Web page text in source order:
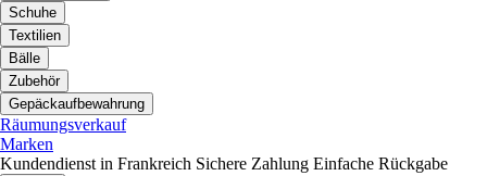
Schuhe
Textilien
Bälle
Zubehör
Gepäckaufbewahrung
Räumungsverkauf
Marken
Kundendienst in Frankreich Sichere Zahlung Einfache Rückgabe